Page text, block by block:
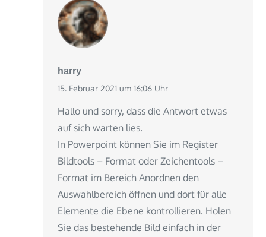
harry
15. Februar 2021 um 16:06 Uhr
Hallo und sorry, dass die Antwort etwas
auf sich warten lies.
In Powerpoint können Sie im Register
Bildtools – Format oder Zeichentools –
Format im Bereich Anordnen den
Auswahlbereich öffnen und dort für alle
Elemente die Ebene kontrollieren. Holen
Sie das bestehende Bild einfach in der